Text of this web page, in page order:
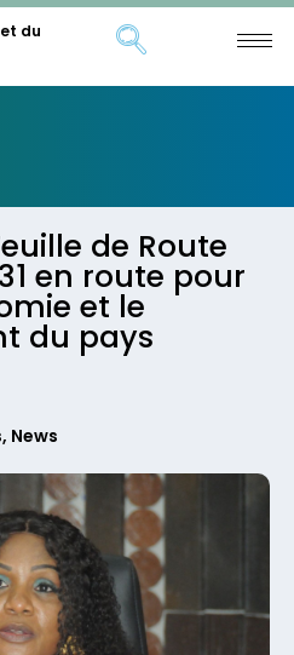
du
de Route
en route pour
et le
du pays
, News